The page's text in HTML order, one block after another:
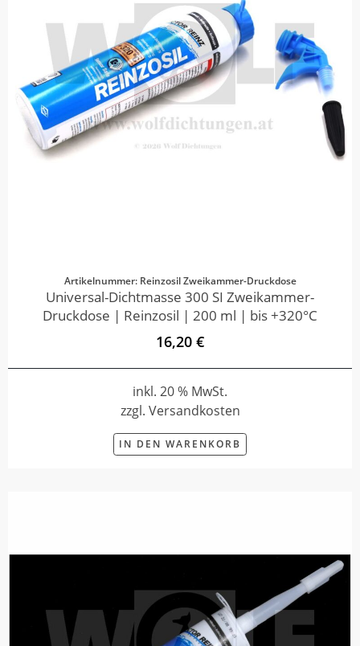
Artikelnummer: Reinzosil Zweikammer-Druckdose
Universal-Dichtmasse 300 SI Zweikammer-
Druckdose | Reinzosil | 200 ml | bis +320°C
16,20 €
inkl. 20 % MwSt.
zzgl. Versandkosten
IN DEN WARENKORB